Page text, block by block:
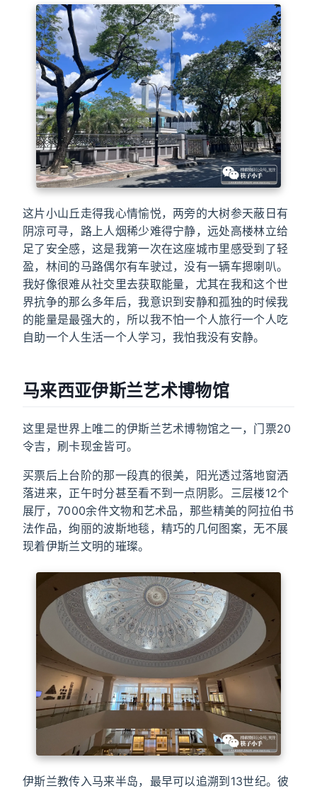
这片小山丘走得我心情愉悦，两旁的大树参天蔽日有
阴凉可寻，路上人烟稀少难得宁静，远处高楼林立给
足了安全感，这是我第一次在这座城市里感受到了轻
盈，林间的马路偶尔有车驶过，没有一辆车摁喇叭。
我好像很难从社交里去获取能量，尤其在我和这个世
界抗争的那么多年后，我意识到安静和孤独的时候我
的能量是最强大的，所以我不怕一个人旅行一个人吃
自助一个人生活一个人学习，我怕我没有安静。
马来西亚伊斯兰艺术博物馆
这里是世界上唯二的伊斯兰艺术博物馆之一，门票20
令吉，刷卡现金皆可。
买票后上台阶的那一段真的很美，阳光透过落地窗洒
落进来，正午时分甚至看不到一点阴影。三层楼12个
展厅，7000余件文物和艺术品，那些精美的阿拉伯书
法作品，绚丽的波斯地毯，精巧的几何图案，无不展
现着伊斯兰文明的璀璨。
伊斯兰教传入马来半岛，最早可以追溯到13世纪。彼